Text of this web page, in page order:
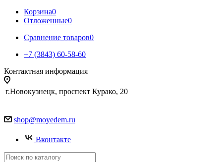
Корзина0
Отложенные0
Сравнение товаров0
+7 (3843) 60-58-60
Контактная информация
г.Новокузнецк, проспект Курако, 20
shop@moyedem.ru
Вконтакте